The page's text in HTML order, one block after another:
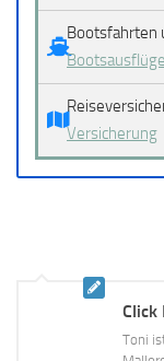
Bootsfahrten
Bootsausflüge
Versicherung
Click
Toni